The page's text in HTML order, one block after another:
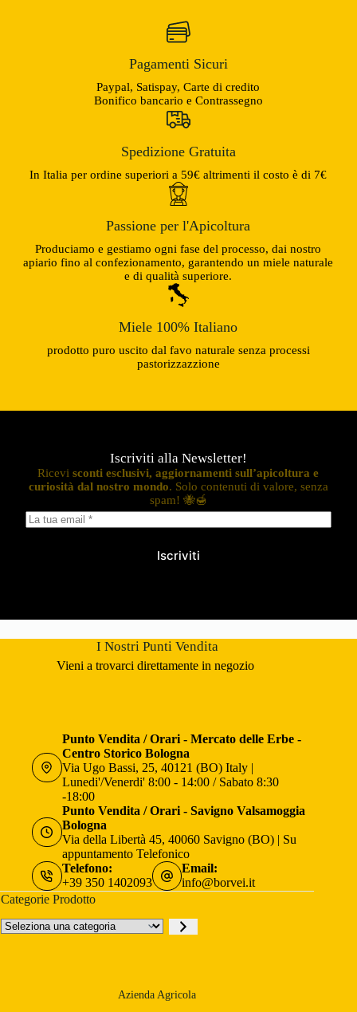
Pagamenti Sicuri
Paypal, Satispay, Carte di credito
Bonifico bancario e Contrassegno
Spedizione Gratuita
In Italia per ordine superiori a 59€ altrimenti il costo è di 7€
Passione per l'Apicoltura
Produciamo e gestiamo ogni fase del processo, dai nostro
apiario fino al confezionamento, garantendo un miele naturale
e di qualità superiore.
Miele 100% Italiano
prodotto puro uscito dal favo naturale senza processi
pastorizzazzione
Iscriviti alla Newsletter!
Ricevisconti esclusivi, aggiornamenti sull’apicoltura e
curiosità dal nostro mondo. Solo contenuti di valore, senza
spam! 🐝🍯
Iscriviti
I Nostri Punti Vendita
Vieni a trovarci direttamente in negozio
Punto Vendita / Orari - Mercato delle Erbe -
Centro Storico Bologna
Via Ugo Bassi, 25, 40121 (BO) Italy |
Lunedi'/Venerdi' 8:00 - 14:00 / Sabato 8:30
-18:00
Punto Vendita / Orari - Savigno Valsamoggia
Bologna
Via della Libertà 45, 40060 Savigno (BO) | Su
appuntamento Telefonico
Telefono:
+39 350 1402093
Email:
info@borvei.it
Categorie Prodotto
Seleziona
una
Azienda Agricola